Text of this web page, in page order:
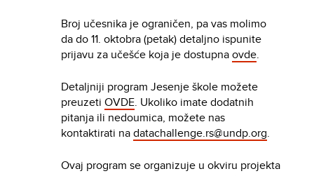
Broj učesnika je ograničen, pa vas molimo
da do 11. oktobra (petak) detaljno ispunite
prijavu za učešće koja je dostupnaovde.
Detaljniji program Jesenje škole možete
preuzetiOVDE. Ukoliko imate dodatnih
pitanja ili nedoumica, možete nas
kontaktirati nadatachallenge.rs@undp.org.
Ovaj program se organizuje u okviru projekta